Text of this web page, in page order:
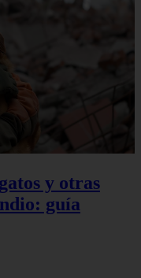
y otras
guía